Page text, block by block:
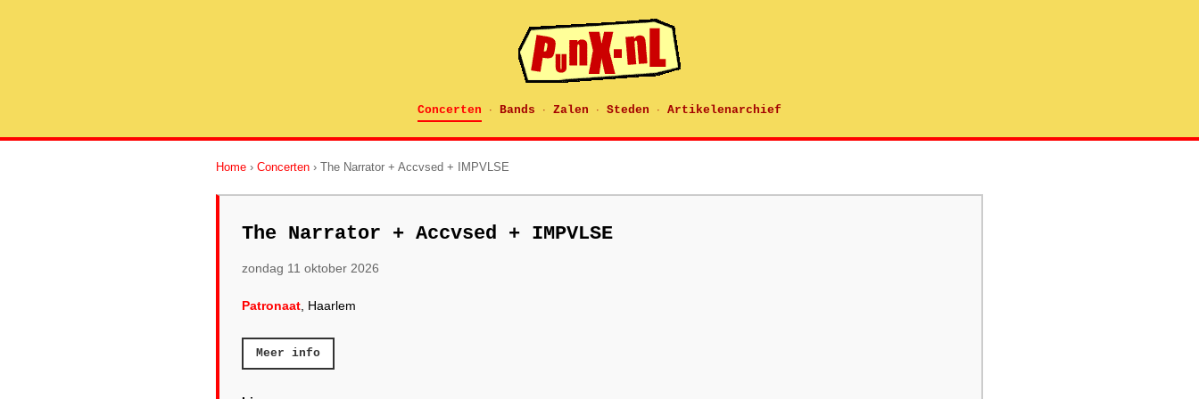
Concerten · Bands · Zalen · Steden · Artikelenarchief
Home › Concerten › The Narrator + Accvsed + IMPVLSE
The Narrator + Accvsed + IMPVLSE
zondag 11 oktober 2026
Patronaat , Haarlem
Meer info